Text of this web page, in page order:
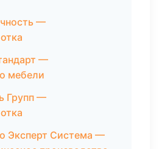
—
—
мебели
Групп —
Эксперт Система —